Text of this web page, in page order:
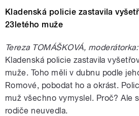
Kladenská policie zastavila
23letého muže
Tereza TOMÁŠKOVÁ, moderátorka:
Kladenská policie zastavila
muže. Toho měli v dubnu podle
Romové, pobodat ho a okrást.
muž všechno vymyslel. Proč? Ale
rodiče neuvedla.